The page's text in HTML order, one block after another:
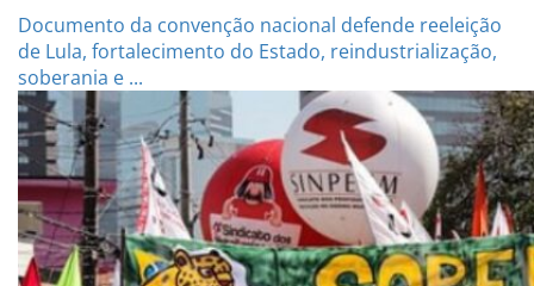
Documento da convenção nacional defende reeleição
de Lula, fortalecimento do Estado, reindustrialização,
soberania e ...